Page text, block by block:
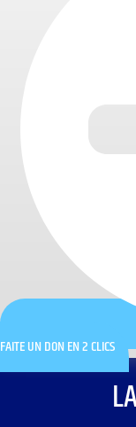
FAITE UN DON EN 2 CLICS